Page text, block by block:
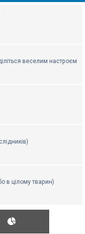
веселим настроєм
в цілому тварин)